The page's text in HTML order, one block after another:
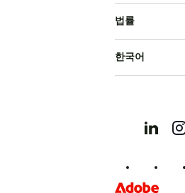
법률
한국어